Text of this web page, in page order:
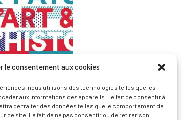
le consentement aux cookies
nous utilisons des technologies telles que les
aux informations des appareils. Le fait de consentir à
de traiter des données telles que le comportement de
ce site. Le fait de ne pas consentir ou de retirer son
et visiter